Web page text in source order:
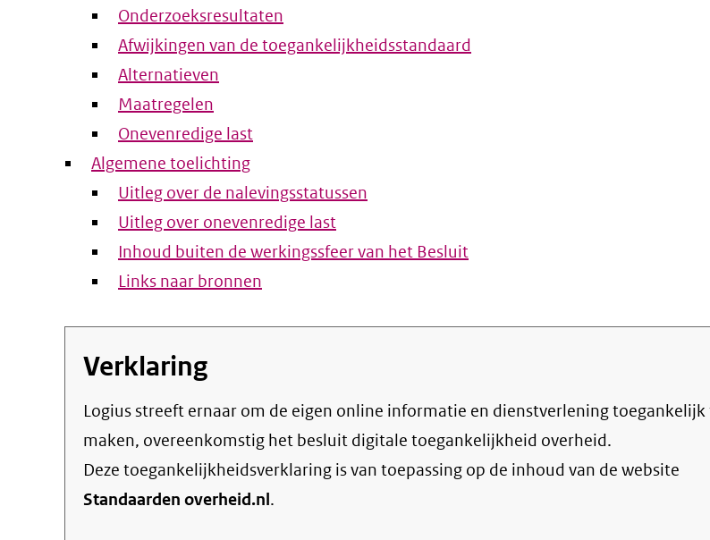
Onderzoeksresultaten
Afwijkingen van de toegankelijkheidsstandaard
Alternatieven
Maatregelen
Onevenredige last
Algemene toelichting
Uitleg over de nalevingsstatussen
Uitleg over onevenredige last
Inhoud buiten de werkingssfeer van het Besluit
Links naar bronnen
Verklaring
Logius streeft ernaar om de eigen online informatie en dienstverlening toegankelijk te
maken, overeenkomstig het besluit digitale toegankelijkheid overheid.
Deze toegankelijkheidsverklaring is van toepassing op de inhoud van de website
Standaarden overheid.nl.